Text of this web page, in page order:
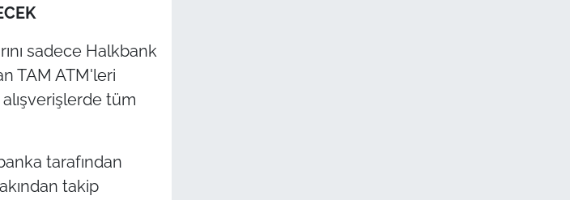
sadece Halkbank
TAM ATM'leri
tüm
tarafından
takip